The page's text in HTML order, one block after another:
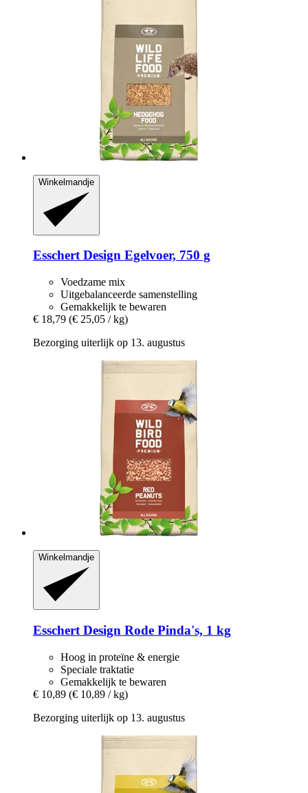
Winkelmandje
Esschert Design Egelvoer, 750 g
Voedzame mix
Uitgebalanceerde samenstelling
Gemakkelijk te bewaren
€ 18,79 (€ 25,05 / kg)
Bezorging uiterlijk op 13. augustus
Winkelmandje
Esschert Design Rode Pinda's, 1 kg
Hoog in proteïne & energie
Speciale traktatie
Gemakkelijk te bewaren
€ 10,89 (€ 10,89 / kg)
Bezorging uiterlijk op 13. augustus